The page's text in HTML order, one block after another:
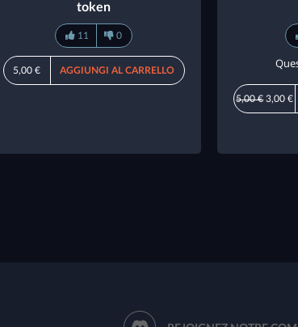
token
11 0
5,00 € AGGIUNGI AL CARRELLO
5,00 €3,00 €